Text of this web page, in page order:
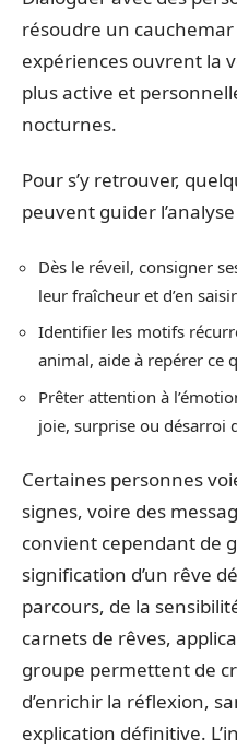
résoudre un
expériences ouvrent la
plus active et
nocturnes.
Pour s’y retrouver,
peuvent guider
Dès le réveil, consigner
leur fraîcheur et d’en
Identifier les motifs
animal, aide à repérer ce
Prêter attention à
joie, surprise ou désarroi
Certaines personnes
signes, voire des
convient cependant de
signification d’un rêve
parcours, de la
carnets de rêves,
groupe permettent de
d’enrichir la réflexion,
explication définitive.